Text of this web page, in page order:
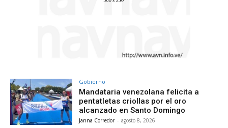
Gobierno
Mandataria venezolana felicita a
pentatletas criollas por el oro
alcanzado en Santo Domingo
Janna Corredor - agosto 8, 2026